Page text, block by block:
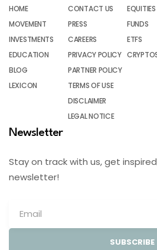
HOME
MOVEMENT
INVESTMENTS
EDUCATION
BLOG
LEXICON
CONTACT US
PRESS
CAREERS
PRIVACY POLICY
PARTNER POLICY
TERMS OF USE
DISCLAIMER
LEGAL NOTICE
EQUITIES
FUNDS
ETFS
Newsletter
Stay on track with us, get
newsletter!
SUBSCRIBE